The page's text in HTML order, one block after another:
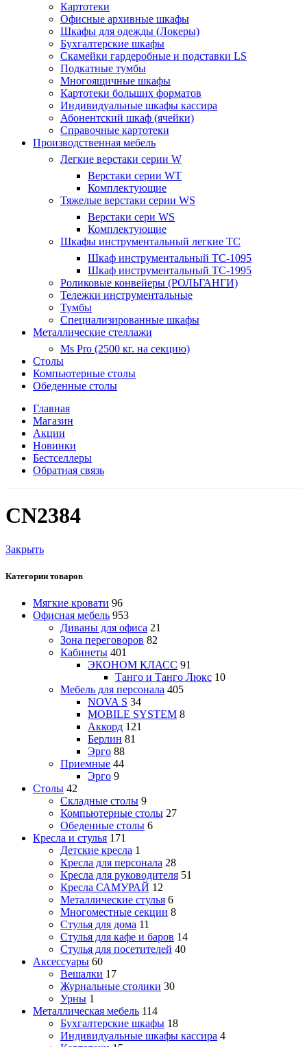
Картотеки
Офисные архивные шкафы
Шкафы для одежды (Локеры)
Бухгалтерские шкафы
Скамейки гардеробные и подставки LS
Подкатные тумбы
Многоящичные шкафы
Картотеки больших форматов
Индивидуальные шкафы кассира
Абонентский шкаф (ячейки)
Справочные картотеки
Производственная мебель
Легкие верстаки серии W
Верстаки серии WT
Комплектующие
Тяжелые верстаки серии WS
Верстаки сери WS
Комплектующие
Шкафы инструментальный легкие ТС
Шкаф инструментальный TC-1095
Шкаф инструментальный TC-1995
Роликовые конвейеры (РОЛЬГАНГИ)
Тележки инструментальные
Тумбы
Специализированные шкафы
Металлические стеллажи
Ms Pro (2500 кг. на секцию)
Столы
Компьютерные столы
Обеденные столы
Главная
Магазин
Акции
Новинки
Бестселлеры
Обратная связь
CN2384
Закрыть
Категории товаров
Мягкие кровати 96
Офисная мебель 953
Диваны для офиса 21
Зона переговоров 82
Кабинеты 401
ЭКОНОМ КЛАСС 91
Танго и Танго Люкс 10
Мебель для персонала 405
NOVA S 34
MOBILE SYSTEM 8
Аккорд 121
Берлин 81
Эрго 88
Приемные 44
Эрго 9
Столы 42
Складные столы 9
Компьютерные столы 27
Обеденные столы 6
Кресла и стулья 171
Детские кресла 1
Кресла для персонала 28
Кресла для руководителя 51
Кресла САМУРАЙ 12
Металлические стулья 6
Многоместные секции 8
Стулья для дома 11
Стулья для кафе и баров 14
Стулья для посетителей 40
Аксессуары 60
Вешалки 17
Журнальные столики 30
Урны 1
Металлическая мебель 114
Бухгалтерские шкафы 18
Индивидуальные шкафы кассира 4